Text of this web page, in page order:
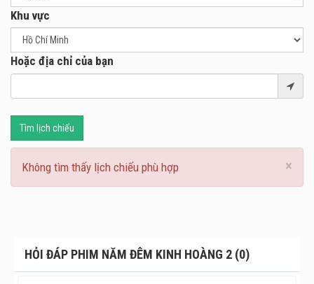
Khu vực
Hoặc địa chỉ của bạn
Tìm lịch chiếu
×
Không tìm thấy lịch chiếu phù hợp
HỎI ĐÁP PHIM NĂM ĐÊM KINH HOÀNG 2 (0)